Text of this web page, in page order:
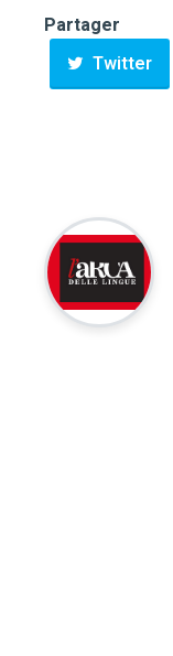
Partager
Twitter